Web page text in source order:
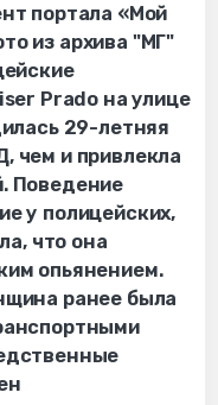
портала «Мой
из архива "МГ"
Prado на улице
29-летняя
чем и привлекла
Поведение
у полицейских,
что она
опьянением.
ранее была